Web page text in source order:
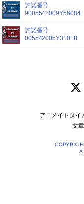
許諾番号
9005542009Y56084
許諾番号
005542005Y31018
アニメイトタイ
文